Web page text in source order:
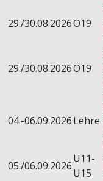
29./30.08.2026O19
29./30.08.2026O19
04.-06.09.2026Lehre
05./06.09.2026
U11-
U15